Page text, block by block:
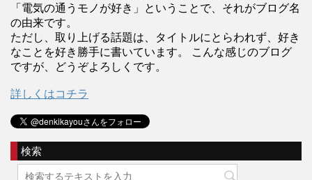
「電気の通うモノが好き」ということで、それがブログ名
の由来です。
ただし、取り上げる話題は、タイトルにとらわれず、好き
なことを好き勝手に書いています。 こんな感じのブログ
ですが、どうぞよろしくです。
詳しくはコチラ
検索